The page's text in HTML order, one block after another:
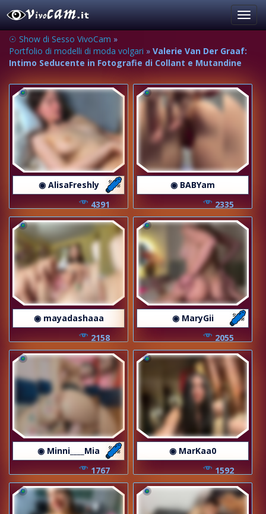
☉ Show di Sesso VivoCam »
Portfolio di modelli di moda volgari » Valerie Van Der Graaf:
Intimo Seducente in Fotografie di Collant e Mutandine
◉ AlisaFreshly
4391
◉ BABYam
2335
◉ mayadashaaa
2158
◉ MaryGii
2055
◉ Minni____Mia
1767
◉ MarKaa0
1592